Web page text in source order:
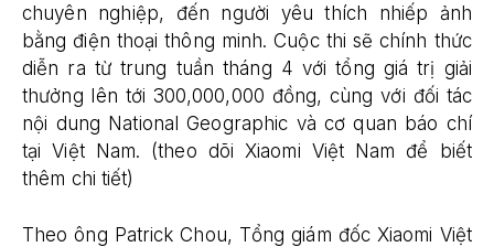
chuyên nghiệp, đến người yêu thích nhiếp ảnh
bằng điện thoại thông minh. Cuộc thi sẽ chính thức
diễn ra từ trung tuần tháng 4 với tổng giá trị giải
thưởng lên tới 300,000,000 đồng, cùng với đối tác
nội dung National Geographic và cơ quan báo chí
tại Việt Nam. (theo dõi Xiaomi Việt Nam để biết
thêm chi tiết)
Theo ông Patrick Chou, Tổng giám đốc Xiaomi Việt